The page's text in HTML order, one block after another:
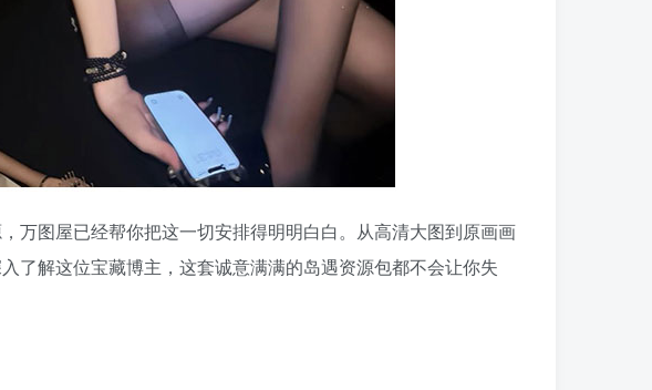
万图屋已经帮你把这一切安排得明明白白。从高清大图到原画画
了解这位宝藏博主，这套诚意满满的岛遇资源包都不会让你失